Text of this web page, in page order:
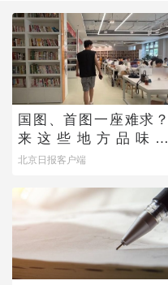
国图、首图一座难求？
来这些地方品味书
香……
北京日报客户端